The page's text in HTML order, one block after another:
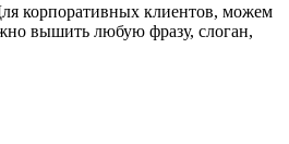
корпоративных клиентов, можем
вышить любую фразу, слоган,